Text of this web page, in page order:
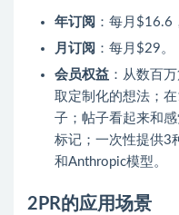
年订阅 ：每月$16.6
月订阅 ：每月$29。
会员权益 ：从数百
取定制化的想法；
子；帖子看起来和
标记；一次性提供3
和Anthropic模型。
2PR的应用场景